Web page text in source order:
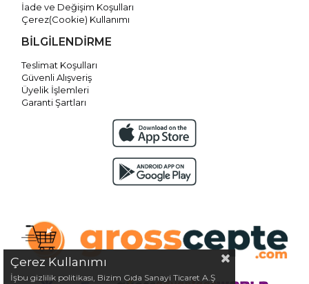
İade ve Değişim Koşulları
Çerez(Cookie) Kullanımı
BİLGİLENDİRME
Teslimat Koşulları
Güvenli Alışveriş
Üyelik İşlemleri
Garanti Şartları
Çerez Kullanımı
İşbu gizlilik politikası, Bizim Gıda Sanayi Ticaret A.Ş